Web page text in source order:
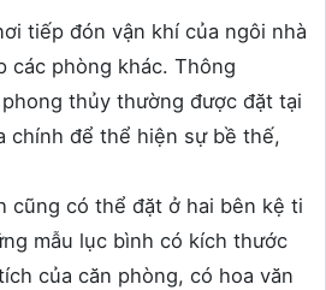
tiếp đón vận khí của ngôi nhà
các phòng khác. Thông
thủy thường được đặt tại
chính để thể hiện sự bề thế,
cũng có thể đặt ở hai bên kệ ti
mẫu lục bình có kích thước
của căn phòng, có hoa văn